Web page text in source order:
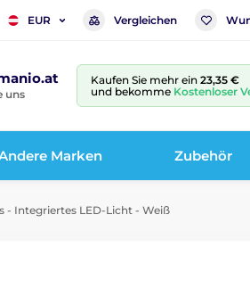
EUR Vergleichen
uns
Kaufen Sie mehr ein 23,35 €
und bekomme Kostenloser
Marken Zubehör
- Integriertes LED-Licht - Weiß